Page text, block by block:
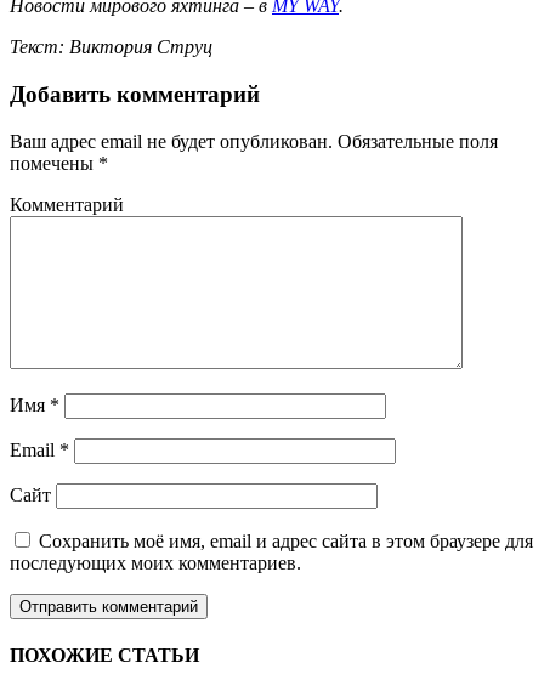
Новостимировогояхтинга – в MY WAY.
Текст: Виктория Струц
Добавить комментарий
Ваш адрес email не будет опубликован. Обязательные поля
помечены *
Комментарий
Имя *
Email *
Сайт
Сохранить моё имя, email и адрес сайта в этом браузере для
последующих моих комментариев.
ПОХОЖИЕ СТАТЬИ